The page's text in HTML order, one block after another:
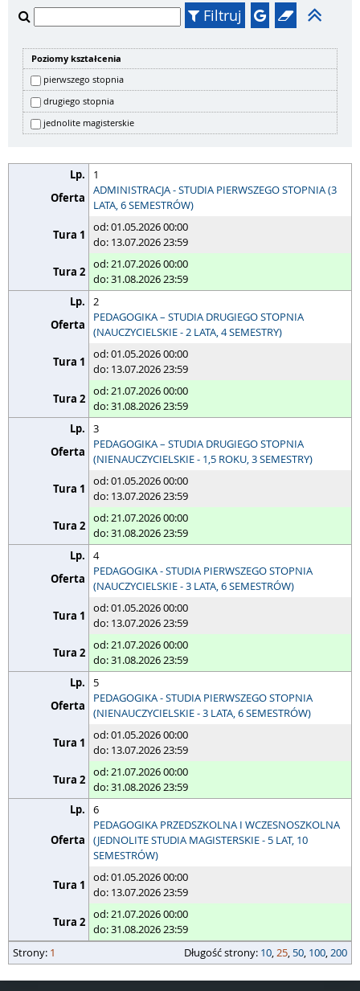
Filtruj
Poziomy kształcenia
pierwszego stopnia
drugiego stopnia
jednolite magisterskie
1
ADMINISTRACJA - STUDIA PIERWSZEGO STOPNIA (3
LATA, 6 SEMESTRÓW)
od: 01.05.2026 00:00
do: 13.07.2026 23:59
od: 21.07.2026 00:00
do: 31.08.2026 23:59
2
PEDAGOGIKA – STUDIA DRUGIEGO STOPNIA
(NAUCZYCIELSKIE - 2 LATA, 4 SEMESTRY)
od: 01.05.2026 00:00
do: 13.07.2026 23:59
od: 21.07.2026 00:00
do: 31.08.2026 23:59
3
PEDAGOGIKA – STUDIA DRUGIEGO STOPNIA
(NIENAUCZYCIELSKIE - 1,5 ROKU, 3 SEMESTRY)
od: 01.05.2026 00:00
do: 13.07.2026 23:59
od: 21.07.2026 00:00
do: 31.08.2026 23:59
4
PEDAGOGIKA - STUDIA PIERWSZEGO STOPNIA
(NAUCZYCIELSKIE - 3 LATA, 6 SEMESTRÓW)
od: 01.05.2026 00:00
do: 13.07.2026 23:59
od: 21.07.2026 00:00
do: 31.08.2026 23:59
5
PEDAGOGIKA - STUDIA PIERWSZEGO STOPNIA
(NIENAUCZYCIELSKIE - 3 LATA, 6 SEMESTRÓW)
od: 01.05.2026 00:00
do: 13.07.2026 23:59
od: 21.07.2026 00:00
do: 31.08.2026 23:59
6
PEDAGOGIKA PRZEDSZKOLNA I WCZESNOSZKOLNA
(JEDNOLITE STUDIA MAGISTERSKIE - 5 LAT, 10
SEMESTRÓW)
od: 01.05.2026 00:00
do: 13.07.2026 23:59
od: 21.07.2026 00:00
do: 31.08.2026 23:59
strony
Strony: 1
długość strony Długość strony: 10,25, 50, 100,200